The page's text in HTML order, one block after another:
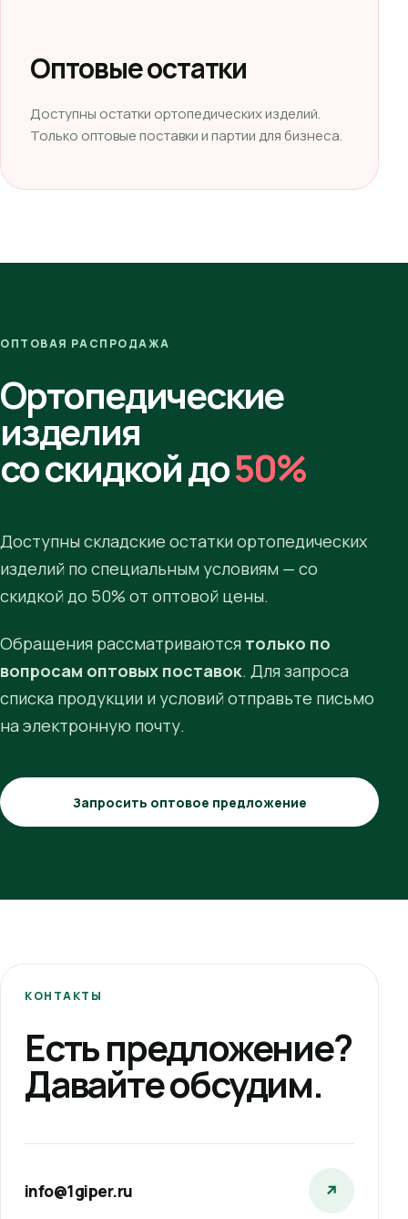
Оптовые остатки
Доступны остатки ортопедических изделий.
Только оптовые поставки и партии для бизнеса.
ОПТОВАЯ РАСПРОДАЖА
Ортопедические
изделия
со скидкой до50%
Доступны складские остатки ортопедических
изделий по специальным условиям — со
скидкой до 50% от оптовой цены.
Обращения рассматриваются только по
вопросам оптовых поставок. Для запроса
списка продукции и условий отправьте письмо
на электронную почту.
Запросить оптовое предложение
КОНТАКТЫ
Есть предложение?
Давайте обсудим.
info@1giper.ru ↗